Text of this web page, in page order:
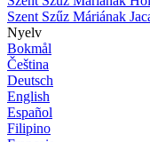
Szent Szűz Máriának
Nyelv
Bokmål
Čeština
Deutsch
English
Español
Filipino